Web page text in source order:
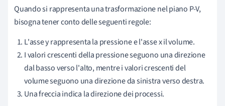
Quando si rappresenta una trasformazione nel piano P-V,
bisogna tener conto delle seguenti regole:
L'asse y rappresenta la pressione e l'asse x il volume.
I valori crescenti della pressione seguono una direzione
dal basso verso l'alto, mentre i valori crescenti del
volume seguono una direzione da sinistra verso destra.
Una freccia indica la direzione dei processi.